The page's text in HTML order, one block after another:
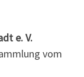
e. V.
vom